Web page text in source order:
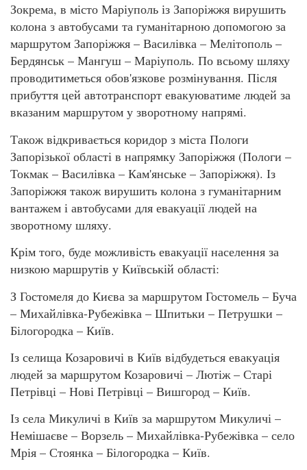
Зокрема, в місто Маріуполь із Запоріжжя вирушить
колона з автобусами та гуманітарною допомогою за
маршрутом Запоріжжя – Василівка – Мелітополь –
Бердянськ – Мангуш – Маріуполь. По всьому шляху
проводитиметься обов'язкове розмінування. Після
прибуття цей автотранспорт евакуюватиме людей за
вказаним маршрутом у зворотному напрямі.
Також відкривається коридор з міста Пологи
Запорізької області в напрямку Запоріжжя (Пологи –
Токмак – Василівка – Кам'янське – Запоріжжя). Із
Запоріжжя також вирушить колона з гуманітарним
вантажем і автобусами для евакуації людей на
зворотному шляху.
Крім того, буде можливість евакуації населення за
низкою маршрутів у Київській області:
З Гостомеля до Києва за маршрутом Гостомель – Буча
– Михайлівка-Рубежівка – Шпитьки – Петрушки –
Білогородка – Київ.
Із селища Козаровичі в Київ відбудеться евакуація
людей за маршрутом Козаровичі – Лютіж – Старі
Петрівці – Нові Петрівці – Вишгород – Київ.
Із села Микуличі в Київ за маршрутом Микуличі –
Немішаєве – Ворзель – Михайлівка-Рубежівка – село
Мрія – Стоянка – Білогородка – Київ.